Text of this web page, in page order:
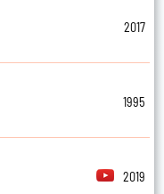
2017
1995
2019